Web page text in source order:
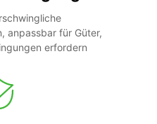
anpassbar für Güter,
erfordern